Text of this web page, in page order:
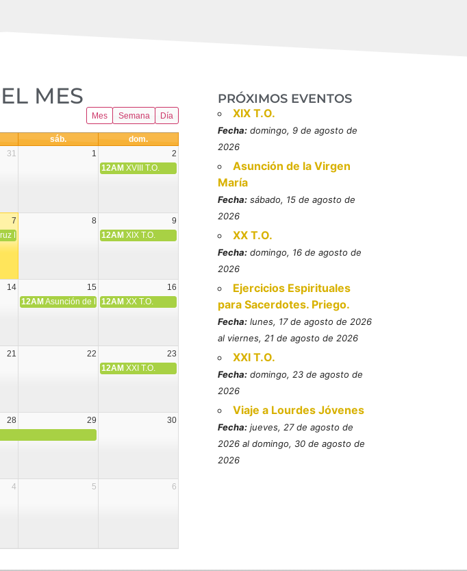
MES​
Mes Semana Día
sáb.
dom.
31 1
2
12AM XVIII T.O.
7 8
9
Laplana, obispo, y Fernando Español, presbítero, mártires (MO)
12AM XIX T.O.
14 15
16
12AM Asunción de la Virgen María
12AM XX T.O.
21 22
23
12AM XXI T.O.
28 29
30
4 5 6
PRÓXIMOS EVENTOS
XIX T.O.
Fecha: domingo, 9 de agosto de
2026
Asunción de la Virgen
María
Fecha: sábado, 15 de agosto de
2026
XX T.O.
Fecha: domingo, 16 de agosto de
2026
Ejercicios Espirituales
para Sacerdotes. Priego.
Fecha: lunes, 17 de agosto de 2026
al viernes, 21 de agosto de 2026
XXI T.O.
Fecha: domingo, 23 de agosto de
2026
Viaje a Lourdes Jóvenes
Fecha: jueves, 27 de agosto de
2026 al domingo, 30 de agosto de
2026